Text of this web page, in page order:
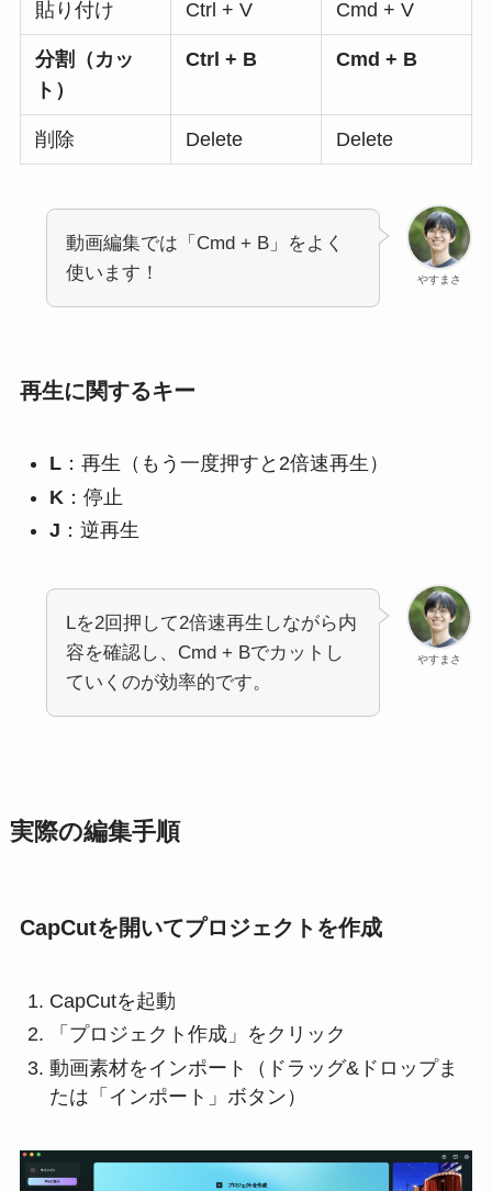
貼り付け Ctrl + V Cmd + V
分割（カッ
ト）
Ctrl + B Cmd + B
削除 Delete Delete
やすまさ
動画編集では「Cmd + B」をよく
使います！
再生に関するキー
L：再生（もう一度押すと2倍速再生）
K ：停止
J ：逆再生
やすまさ
Lを2回押して2倍速再生しながら内
容を確認し、Cmd + Bでカットし
ていくのが効率的です。
実際の編集手順
CapCutを開いてプロジェクトを作成
CapCutを起動
「プロジェクト作成」をクリック
動画素材をインポート（ドラッグ&ドロップま
たは「インポート」ボタン）